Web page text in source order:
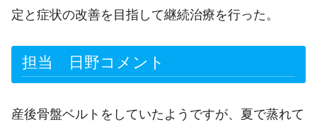
定と症状の改善を目指して継続治療を行った。
担当 日野コメント
産後骨盤ベルトをしていたようですが、夏で蒸れて